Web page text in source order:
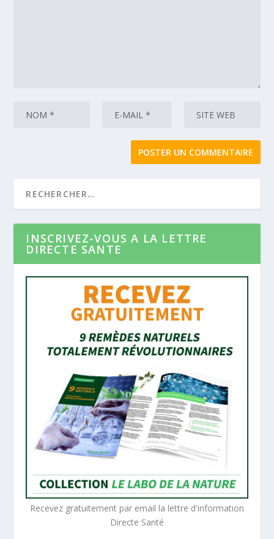
INSCRIVEZ-VOUS A LA LETTRE
DIRECTE SANTE
Recevez gratuitement par email la lettre d'information
Directe Santé